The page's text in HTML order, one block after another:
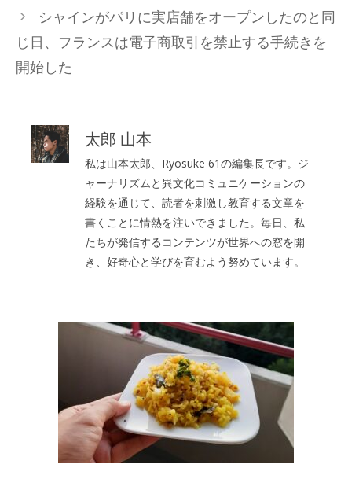
シャインがパリに実店舗をオープンしたのと同
じ日、フランスは電子商取引を禁止する手続きを
開始した
太郎 山本
私は山本太郎、Ryosuke 61の編集長です。ジ
ャーナリズムと異文化コミュニケーションの
経験を通じて、読者を刺激し教育する文章を
書くことに情熱を注いできました。毎日、私
たちが発信するコンテンツが世界への窓を開
き、好奇心と学びを育むよう努めています。